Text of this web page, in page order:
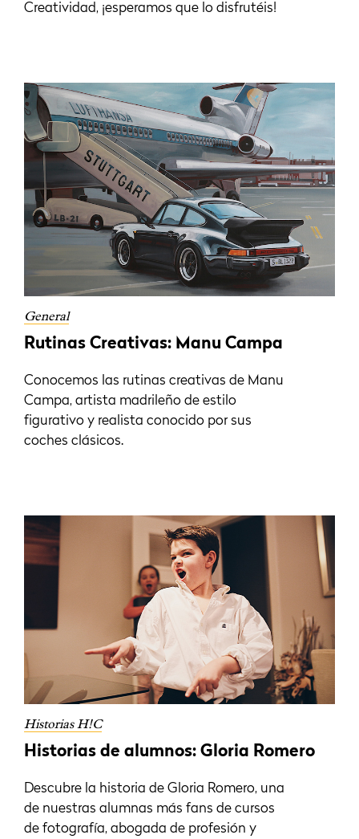
Creatividad, ¡esperamos que lo disfrutéis!
General
Rutinas Creativas: Manu Campa
Conocemos las rutinas creativas de Manu
Campa, artista madrileño de estilo
figurativo y realista conocido por sus
coches clásicos.
Historias H!C
Historias de alumnos: Gloria Romero
Descubre la historia de Gloria Romero, una
de nuestras alumnas más fans de cursos
de fotografía, abogada de profesión y